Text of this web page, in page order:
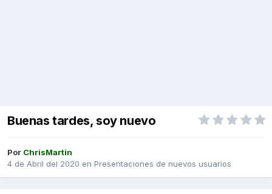
Buenas tardes, soy nuevo
Por ChrisMartin
4 de Abril del 2020 en Presentaciones de nuevos usuarios